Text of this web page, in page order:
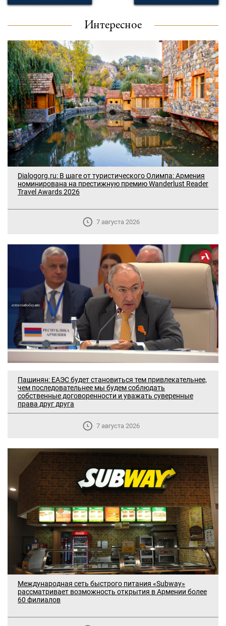
Интересное
Dialogorg.ru: В шаге от туристического Олимпа: Армения
номинирована на престижную премию Wanderlust Reader
Travel Awards 2026
7 августа 2026
Пашинян: ЕАЭС будет становиться тем привлекательнее,
чем последовательнее мы будем соблюдать
собственные договоренности и уважать суверенные
права друг друга
7 августа 2026
Международная сеть быстрого питания «Subway»
рассматривает возможность открытия в Армении более
60 филиалов
В Москве прошло заседание
дискуссионного форума «Лорис
Меликов» на тему: «ООН и
предотвращение геноцидов»